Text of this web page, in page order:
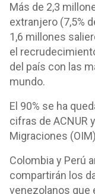
Más de 2,3
extranjero (7,5%
1,6 millones
el
del país con las
mundo.
El 90% se ha
cifras de ACNUR
Migraciones
Colombia y Perú
compartirán los
venezolanos que